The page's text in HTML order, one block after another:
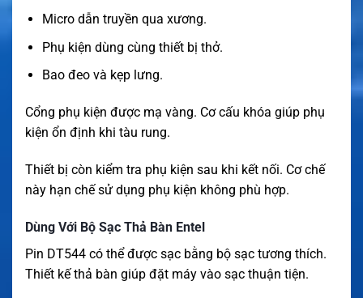
Micro dẫn truyền qua xương.
Phụ kiện dùng cùng thiết bị thở.
Bao đeo và kẹp lưng.
Cổng phụ kiện được mạ vàng. Cơ cấu khóa giúp phụ
kiện ổn định khi tàu rung.
Thiết bị còn kiểm tra phụ kiện sau khi kết nối. Cơ chế
này hạn chế sử dụng phụ kiện không phù hợp.
Dùng Với Bộ Sạc Thả Bàn Entel
Pin DT544 có thể được sạc bằng bộ sạc tương thích.
Thiết kế thả bàn giúp đặt máy vào sạc thuận tiện.